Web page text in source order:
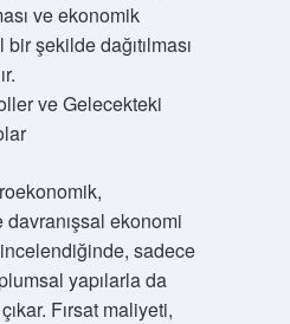
ve ekonomik
şekilde dağıtılması
ve Gelecekteki
ekonomi
sadece
yapılarla da
Fırsat maliyeti,